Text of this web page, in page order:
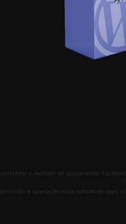
o método de pagamento,
a operação mais adaptável para